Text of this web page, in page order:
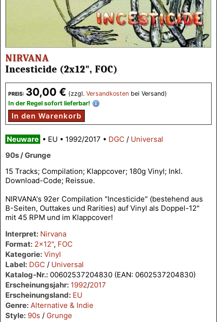
PREIS: 30,00 € (zzgl. Versandkosten bei Versand)
In der Regel sofort lieferbar!
In den Warenkorb
NIRVANA
Incesticide (2x12", FOC)
Neuware • EU • 1992/2017 • DGC / Universal
90s / Grunge
15 Tracks; Compilation; Klappcover; 180g Vinyl; Inkl.
Download-Code; Reissue.
NIRVANA's 92er Compilation "Incesticide" (bestehend aus
B-Seiten, Outtakes und Rarities) auf Vinyl als Doppel-12"
mit 45 RPM und im Klappcover!
Interpret: Nirvana
Format: 2x12", FOC
Kategorie: Vinyl
Label: DGC / Universal
Katalog-Nr.: 00602537204830 (EAN: 0602537204830)
Erscheinungsjahr: 1992/2017
Erscheinungsland: EU
Genre: Alternative & Indie
Style: 90s / Grunge